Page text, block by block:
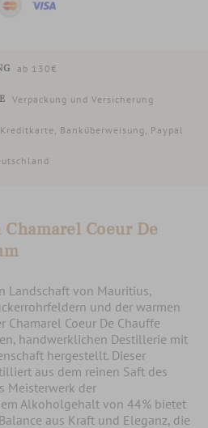
ab 130€
Verpackung und Versicherung
Kreditkarte, Banküberweisung, Paypal
Coeur De
Landschaft von Mauritius,
und der warmen
Coeur De Chauffe
handwerklichen Destillerie mit
hergestellt. Dieser
aus dem reinen Saft des
Meisterwerk der
Alkoholgehalt von 44% bietet
aus Kraft und Eleganz, die